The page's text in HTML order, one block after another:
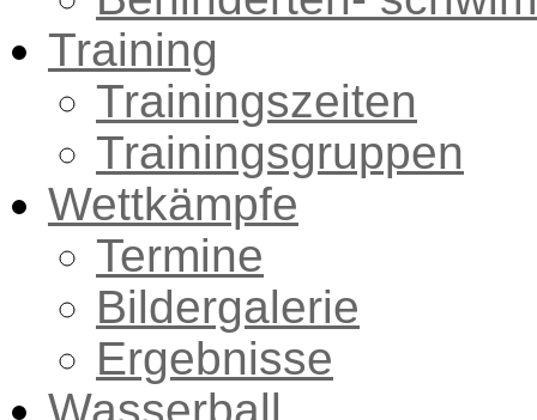
Training
Trainingszeiten
Trainingsgruppen
Wettkämpfe
Termine
Bildergalerie
Ergebnisse